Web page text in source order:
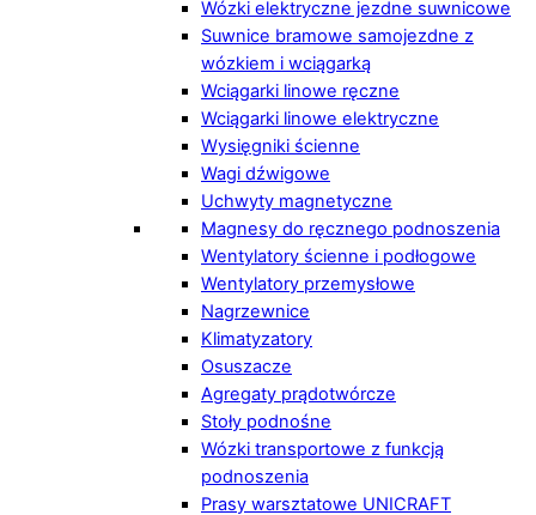
Wózki elektryczne jezdne suwnicowe
Suwnice bramowe samojezdne z
wózkiem i wciągarką
Wciągarki linowe ręczne
Wciągarki linowe elektryczne
Wysięgniki ścienne
Wagi dźwigowe
Uchwyty magnetyczne
Magnesy do ręcznego podnoszenia
Wentylatory ścienne i podłogowe
Wentylatory przemysłowe
Nagrzewnice
Klimatyzatory
Osuszacze
Agregaty prądotwórcze
Stoły podnośne
Wózki transportowe z funkcją
podnoszenia
Prasy warsztatowe UNICRAFT